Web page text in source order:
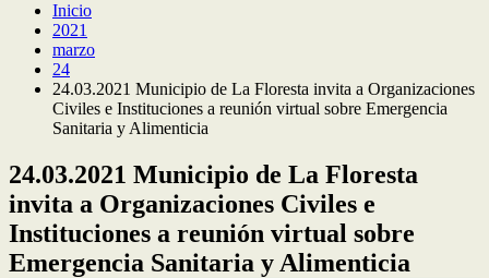
Inicio
2021
marzo
24
24.03.2021 Municipio de La Floresta invita a Organizaciones
Civiles e Instituciones a reunión virtual sobre Emergencia
Sanitaria y Alimenticia
24.03.2021 Municipio de La Floresta
invita a Organizaciones Civiles e
Instituciones a reunión virtual sobre
Emergencia Sanitaria y Alimenticia